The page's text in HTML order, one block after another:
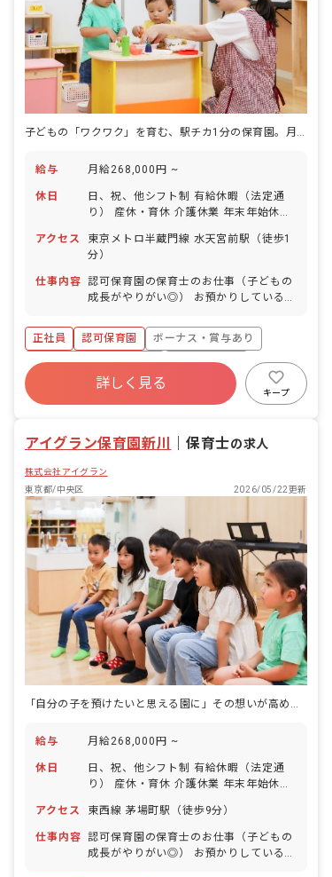
給与 月給268,000円 ~
休日
日、祝、他シフト制 有給休暇（法定通
り） 産休・育休 介護休業 年末年始休暇
能性有
アクセス
東京メトロ半蔵門線 水天宮前駅（徒歩1
分）
仕事内容 認可保育園の保育士のお仕事（子どもの
成長がやりがい◎） お預かりしている子
・食事・睡眠・排泄・清潔・衣類の着脱
等 ・集団生活を通じた社会性の装着 ・
行事の計画・実行、お知らせの作成
正社員 認可保育園
ボーナス・賞与あり
寮・住宅・家賃補助あり
社会保険完備
福利厚生充実
退職金制度
詳しく見る
キープ
アイグラン保育園新川 ｜保育士の求人
株式会社アイグラン
東京都/中央区
2026/05/22更新
給与 月給268,000円 ~
休日
日、祝、他シフト制 有給休暇（法定通
り） 産休・育休 介護休業 年末年始休暇
能性有
アクセス 東西線 茅場町駅（徒歩9分）
仕事内容 認可保育園の保育士のお仕事（子どもの
成長がやりがい◎） お預かりしている子